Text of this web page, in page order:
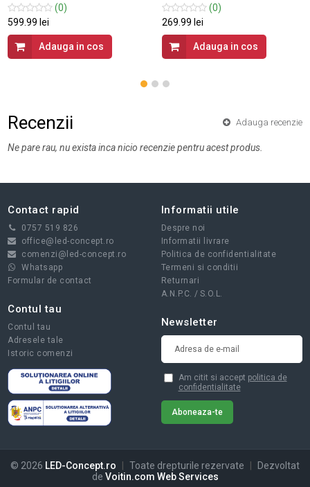
(0)
599.99 lei
Adauga in cos
(0)
269.99 lei
Adauga in cos
Recenzii Adauga recenzie
Ne pare rau, nu exista inca nicio recenzie pentru acest produs.
Contact rapid
0757 519 826
office@led-concept.ro
comenzi@led-concept.ro
Whatsapp
Formular de contact
Informatii utile
Despre noi
Informatii livrare
Politica de confidentialitate
Termeni si conditii
Returnari
A.N.P.C. / S.O.L.
Contul tau
Contul tau
Adresele tale
Istoric comenzi
Newsletter
Am citit si accept politica de
confidentialitate
© 2026 LED-Concept.ro | Toate drepturile rezervate |
Dezvoltat
de Voitin.com Web Services